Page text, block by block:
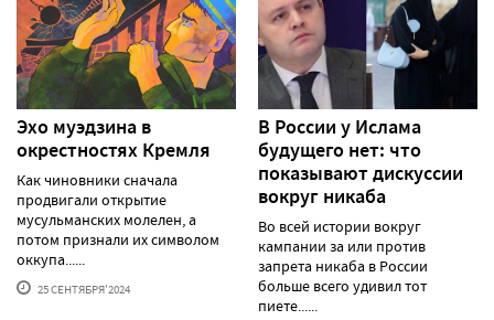
Эхо муэдзина в
окрестностях Кремля
Как чиновники сначала
продвигали открытие
мусульманских молелен, а
потом признали их символом
оккупа......
25 СЕНТЯБРЯ'2024
В России у Ислама
будущего нет: что
показывают дискуссии
вокруг никаба
Во всей истории вокруг
кампании за или против
запрета никаба в России
больше всего удивил тот
пиете......